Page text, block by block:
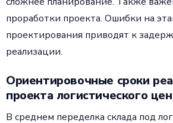
проработки проекта. Ошибки на
проектирования приводят к
реализации.
Ориентировочные сроки
проекта логистического
В среднем переделка склада под